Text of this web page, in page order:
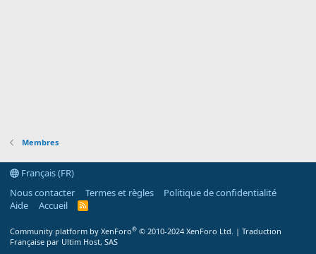
Membres
Français (FR)
Nous contacter
Termes et règles
Politique de confidentialité
Aide
Accueil
R
Community platform by XenForo® © 2010-2024 XenForo Ltd. | Traduction
Française par Ultim Host, SAS